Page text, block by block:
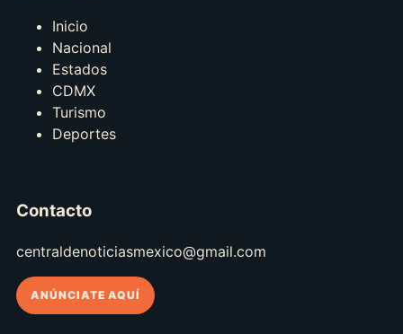
Inicio
Nacional
Estados
CDMX
Turismo
Deportes
Contacto
centraldenoticiasmexico@gmail.com
ANÚNCIATE AQUÍ